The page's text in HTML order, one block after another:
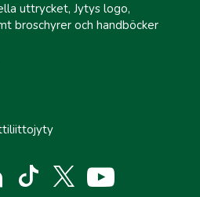
uttrycket, Jytys logo,
broschyrer och handböcker